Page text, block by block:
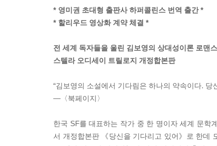
* 영미권 초대형 출판사 하퍼콜린스 번역 출간 *
* 할리우드 영상화 계약 체결 *
전 세계 독자들을 울린 김보영의 상대성이론 로맨스
스텔라 오디세이 트릴로지 개정합본판
“김보영의 소설에서 기다림은 하나의 약속이다.
―〈북페이지〉
한국 SF를 대표하는 작가 중 한 명이자 세계 문학
서 개정합본판 《당신을 기다리고 있어》로 한데